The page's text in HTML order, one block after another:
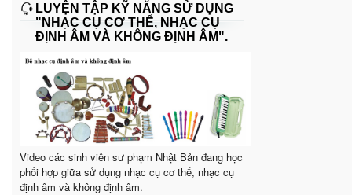
LUYỆN TẬP KỸ NĂNG SỬ DỤNG
"NHẠC CỤ CƠ THỂ, NHẠC CỤ
ĐỊNH ÂM VÀ KHÔNG ĐỊNH ÂM".
Video các sinh viên sư phạm Nhật Bản đang học
phối hợp giữa sử dụng nhạc cụ cơ thể, nhạc cụ
định âm và không định âm.